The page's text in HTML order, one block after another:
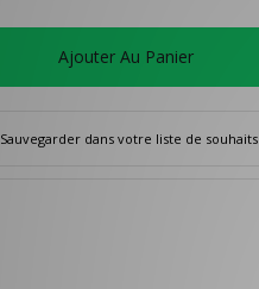
Ajouter Au Panier
Sauvegarder dans votre liste de souhaits